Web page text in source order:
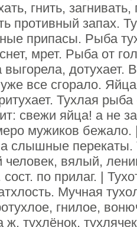
гнить, загнивать,
противный запах.
припасы. Рыба
мрет. Рыба от
выгорела, дотухает.
все сгорало.
Тухлая
свежи яйца! а не
мужиков бежало.
слышные перекаты.
вялый,
сост. по прилаг. |
Мучная
гнилое,
ж. тухлёнок,